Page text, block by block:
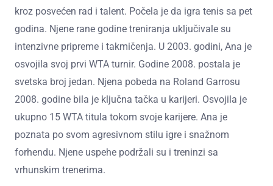
kroz posvećen rad i talent. Počela je da igra tenis sa pet
godina. Njene rane godine treniranja uključivale su
intenzivne pripreme i takmičenja. U 2003. godini, Ana je
osvojila svoj prvi WTA turnir. Godine 2008. postala je
svetska broj jedan. Njena pobeda na Roland Garrosu
2008. godine bila je ključna tačka u karijeri. Osvojila je
ukupno 15 WTA titula tokom svoje karijere. Ana je
poznata po svom agresivnom stilu igre i snažnom
forhendu. Njene uspehe podržali su i treninzi sa
vrhunskim trenerima.